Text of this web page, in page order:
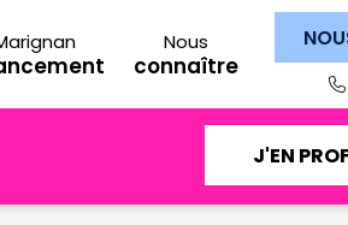
Nous
connaître
J'EN